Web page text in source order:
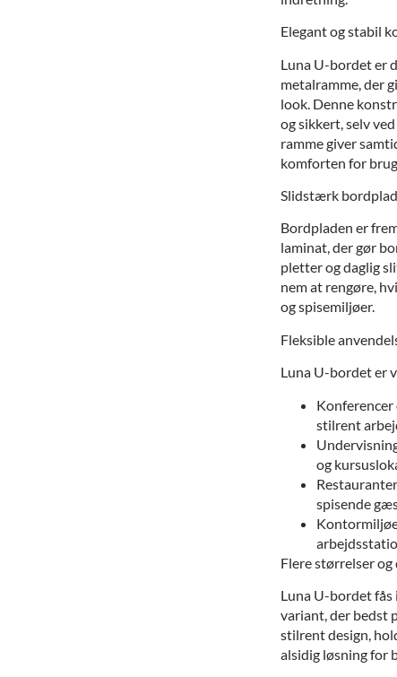
Elegant og stabil
Luna U-bordet er
metalramme, der
look. Denne
og sikkert, selv
ramme giver
komforten for
Slidstærk
Bordpladen er
laminat, der gør
pletter og daglig
nem at rengøre,
og spisemiljøer.
Fleksible
Luna U-bordet er
Konferencer
stilrent
og
spisende
Flere størrelser
Luna U-bordet fås
variant, der bedst
stilrent design,
alsidig løsning for